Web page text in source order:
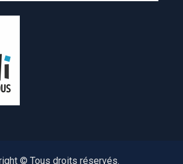
© Tous droits réservés.